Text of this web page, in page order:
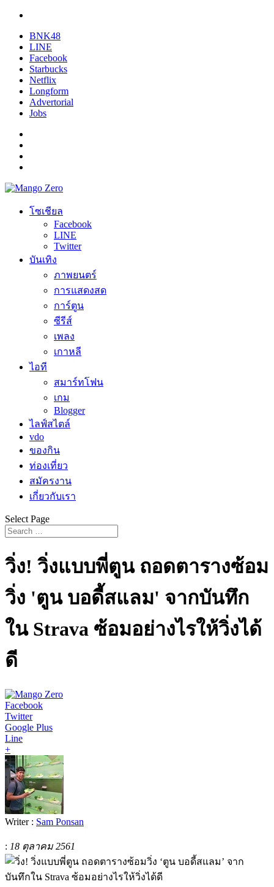
BNK48
LINE
Facebook
Starbucks
Netflix
Longform
Advertorial
Jobs
โซเชียล
Facebook
LINE
Twitter
บันเทิง
ภาพยนตร์
การแสดงสด
การ์ตูน
ซีรีส์
เพลง
เกาหลี
ไอที
สมาร์ทโฟน
เกม
Blogger
ไลฟ์สไตล์
vdo
ของกิน
ท่องเที่ยว
สมัครงาน
เกี่ยวกับเรา
Select Page
วิ่ง! วิ่งแบบพี่ตูน ถอดตารางซ้อม
วิ่ง 'ตูน บอดี้สแลม' จากบันทึก
ใน Strava ซ้อมอย่างไรให้วิ่งได้
ดี
Facebook
Twitter
Google Plus
Line
+
Writer : Sam Ponsan
: 18 ตุลาคม 2561